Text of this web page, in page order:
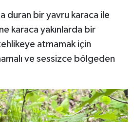
duran bir yavru karaca ile
karaca yakınlarda bir
atmamak için
ve sessizce bölgeden